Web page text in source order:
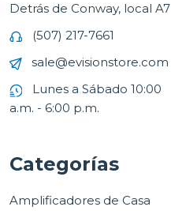
Detrás de Conway, local A7
(507) 217-7661
sale@evisionstore.com
Lunes a Sábado 10:00
a.m. - 6:00 p.m.
Categorías
Amplificadores de Casa